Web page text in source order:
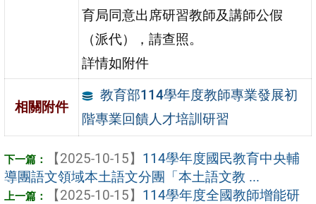
育局同意出席研習教師及講師公假
（派代），請查照。
詳情如附件
相關附件
教育部114學年度教師專業發展初
階專業回饋人才培訓研習
【2025-10-15】 114學年度國民教育中央輔
導團語文領域本土語文分團「本土語文教 ...
【2025-10-15】 114學年度全國教師增能研